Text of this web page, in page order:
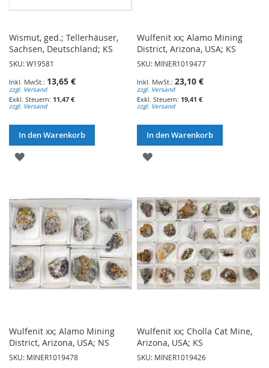
Wismut, ged.; Tellerhäuser,
Sachsen, Deutschland; KS
SKU: W19581
13,65 €
zzgl. Versand
11,47 €
zzgl. Versand
In den Warenkorb
ZUR
HINZUFÜGEN
Wulfenit xx; Alamo Mining
District, Arizona, USA; KS
SKU: MINER1019477
23,10 €
zzgl. Versand
19,41 €
zzgl. Versand
In den Warenkorb
ZUR
HINZUFÜGEN
Wulfenit xx; Alamo Mining
District, Arizona, USA; NS
SKU: MINER1019478
Wulfenit xx; Cholla Cat Mine,
Arizona, USA; KS
SKU: MINER1019426